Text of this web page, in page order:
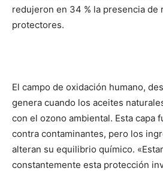
redujeron en 34 % la presencia de
protectores.
El campo de oxidación humano,
genera cuando los aceites
con el ozono ambiental. Esta capa
contra contaminantes, pero los
alteran su equilibrio químico.
constantemente esta protección